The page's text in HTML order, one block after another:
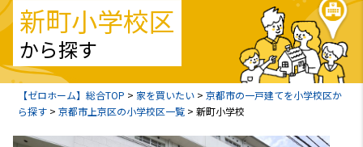
新町小学校区
から探す
【ゼロホーム】総合TOP > 家を買いたい >京都市の一戸建てを小学校区か
ら探す >京都市上京区の小学校区一覧 >新町小学校